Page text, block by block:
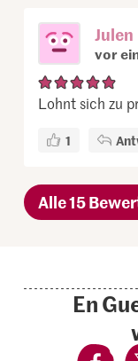
Julen
vor
Lohnt sich zu
1
Alle 15
En